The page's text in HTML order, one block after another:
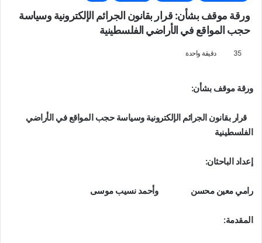
ورقة موقف بشأن: قرار بقانون الجرائم الإلكترونية وسياسة
حجب المواقع في الأراضي الفلسطينية
35 دقيقة واحدة
ورقة موقف بشأن:
قرار بقانون الجرائم الإلكترونية وسياسة حجب المواقع في الأراضي
الفلسطينية
إعداد الباحثان:
رامي معين محسن وأحمد نسيب موسى
المقدمة: